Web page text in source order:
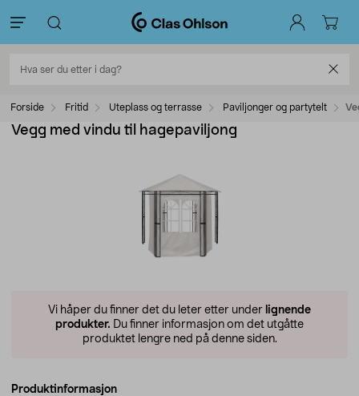
Forside Fritid Uteplass og terrasse Paviljonger og partytelt
Vegg med vindu til hagepaviljong
Vi håper du finner det du leter etter under lignende
produkter. Du finner informasjon om det utgåtte
produktet lengre ned på denne siden.
Produktinformasjon